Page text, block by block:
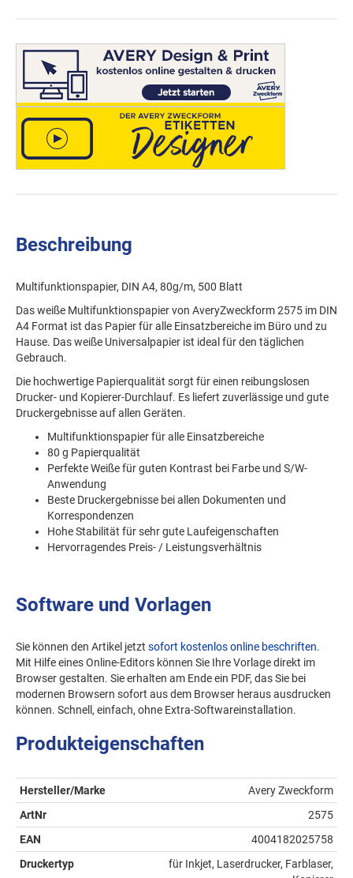
Beschreibung
Multifunktionspapier, DIN A4, 80g/m, 500 Blatt
Das weiße Multifunktionspapier von AveryZweckform 2575 im DIN
A4 Format ist das Papier für alle Einsatzbereiche im Büro und zu
Hause. Das weiße Universalpapier ist ideal für den täglichen
Gebrauch.
Die hochwertige Papierqualität sorgt für einen reibungslosen
Drucker- und Kopierer-Durchlauf. Es liefert zuverlässige und gute
Druckergebnisse auf allen Geräten.
Multifunktionspapier für alle Einsatzbereiche
80 g Papierqualität
Perfekte Weiße für guten Kontrast bei Farbe und S/W-
Anwendung
Beste Druckergebnisse bei allen Dokumenten und
Korrespondenzen
Hohe Stabilität für sehr gute Laufeigenschaften
Hervorragendes Preis- / Leistungsverhältnis
Software und Vorlagen
Sie können den Artikel jetzt sofort kostenlos online beschriften.
Mit Hilfe eines Online-Editors können Sie Ihre Vorlage direkt im
Browser gestalten. Sie erhalten am Ende ein PDF, das Sie bei
modernen Browsern sofort aus dem Browser heraus ausdrucken
können. Schnell, einfach, ohne Extra-Softwareinstallation.
Produkteigenschaften
Hersteller/Marke
Avery Zweckform
ArtNr
2575
EAN
4004182025758
Druckertyp
für Inkjet, Laserdrucker, Farblaser,